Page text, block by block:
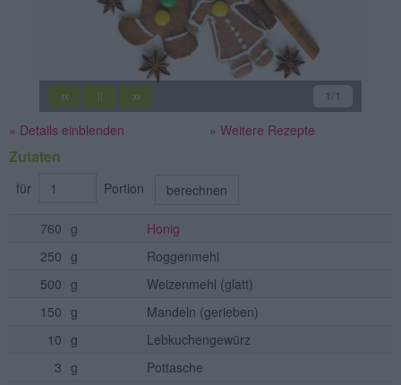
« || » 1/1
» Details einblenden » Weitere Rezepte
Zutaten
für Portion berechnen
760 g
Honig
250 g
Roggenmehl
500 g Weizenmehl (glatt)
150 g Mandeln (gerieben)
10 g
Lebkuchengewürz
3 g
Pottasche